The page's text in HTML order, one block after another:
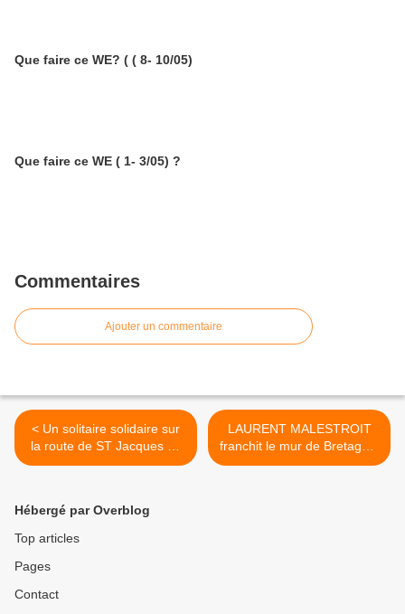
Que faire ce WE? ( ( 8- 10/05)
Que faire ce WE ( 1- 3/05) ?
Commentaires
Ajouter un commentaire
< Un solitaire solidaire sur
la route de ST Jacques de
Compostelle.
LAURENT MALESTROIT
franchit le mur de Bretagne.
>
Hébergé par Overblog
Top articles
Pages
Contact